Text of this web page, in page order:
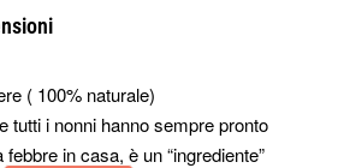
( 100% naturale)
tutti i nonni hanno sempre pronto
in casa, è un “ingrediente”